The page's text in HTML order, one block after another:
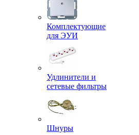
Комплектующие
для ЭУИ
Удлинители и
сетевые фильтры
Шнуры